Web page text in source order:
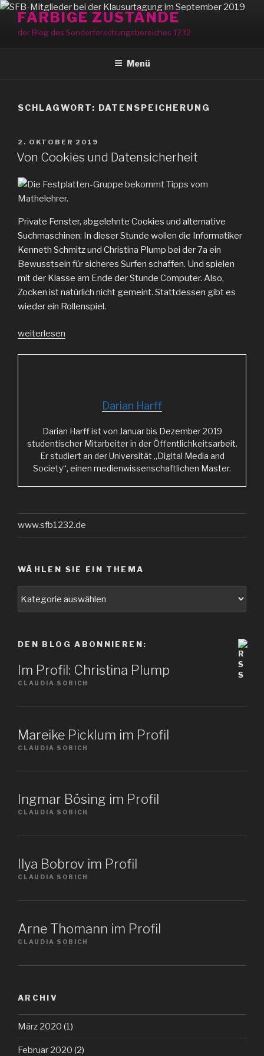
Zum
Inhalt
springen
FARBIGE ZUSTÄNDE
der Blog des Sonderforschungsbereiches 1232
Menü
SCHLAGWORT: DATENSPEICHERUNG
VERÖFFENTLICHT
AM
2. OKTOBER 2019
Von Cookies und Datensicherheit
Private Fenster, abgelehnte Cookies und alternative
Suchmaschinen: In dieser Stunde wollen die Informatiker
Kenneth Schmitz und Christina Plump bei der 7a ein
Bewusstsein für sicheres Surfen schaffen. Und spielen
mit der Klasse am Ende der Stunde Computer. Also,
Zocken ist natürlich nicht gemeint. Stattdessen gibt es
wieder ein Rollenspiel.
„Von
weiterlesen
Darian Harff
Darian Harff ist von Januar bis Dezember 2019
studentischer Mitarbeiter in der Öffentlichkeitsarbeit.
Er studiert an der Universität „Digital Media and
Society“, einen medienwissenschaftlichen Master.
www.sfb1232.de
WÄHLEN SIE EIN THEMA
DEN BLOG ABONNIEREN:
Im Profil: Christina Plump
CLAUDIA SOBICH
Mareike Picklum im Profil
CLAUDIA SOBICH
Ingmar Bösing im Profil
CLAUDIA SOBICH
Ilya Bobrov im Profil
CLAUDIA SOBICH
Arne Thomann im Profil
CLAUDIA SOBICH
ARCHIV
März 2020 (1)
Februar 2020 (2)